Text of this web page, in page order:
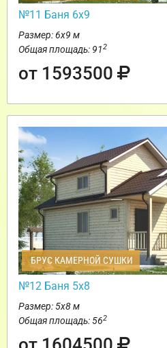
№11 Баня 6х9
Размер: 6х9 м
Общая площадь: 912
от 1593500
БРУС КАМЕРНОЙ СУШКИ
№12 Баня 5х8
Размер: 5х8 м
Общая площадь: 562